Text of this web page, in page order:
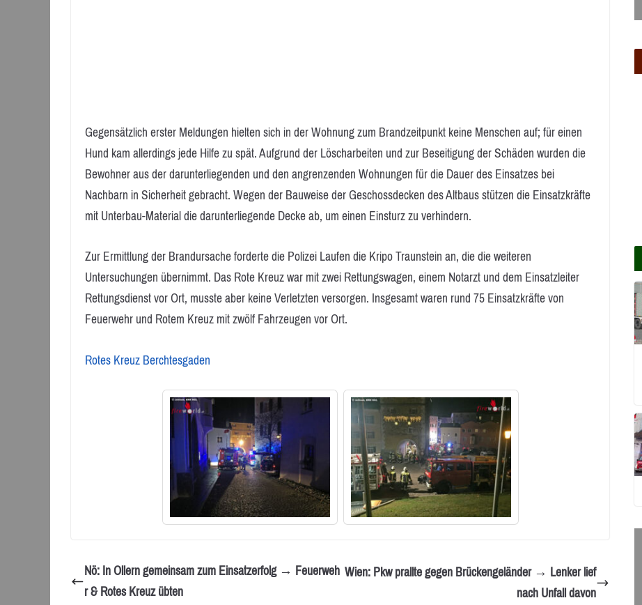
Gegensätzlich erster Meldungen hielten sich in der Wohnung zum Brandzeitpunkt keine Menschen auf; für einen
Hund kam allerdings jede Hilfe zu spät. Aufgrund der Löscharbeiten und zur Beseitigung der Schäden wurden die
Bewohner aus der darunterliegenden und den angrenzenden Wohnungen für die Dauer des Einsatzes bei
Nachbarn in Sicherheit gebracht. Wegen der Bauweise der Geschossdecken des Altbaus stützen die Einsatzkräfte
mit Unterbau-Material die darunterliegende Decke ab, um einen Einsturz zu verhindern.
Zur Ermittlung der Brandursache forderte die Polizei Laufen die Kripo Traunstein an, die die weiteren
Untersuchungen übernimmt. Das Rote Kreuz war mit zwei Rettungswagen, einem Notarzt und dem Einsatzleiter
Rettungsdienst vor Ort, musste aber keine Verletzten versorgen. Insgesamt waren rund 75 Einsatzkräfte von
Feuerwehr und Rotem Kreuz mit zwölf Fahrzeugen vor Ort.
Rotes Kreuz Berchtesgaden
Nö: In Ollern gemeinsam zum Einsatzerfolg → Feuerweh
r & Rotes Kreuz übten
Wien: Pkw prallte gegen Brückengeländer → Lenker lief
nach Unfall davon